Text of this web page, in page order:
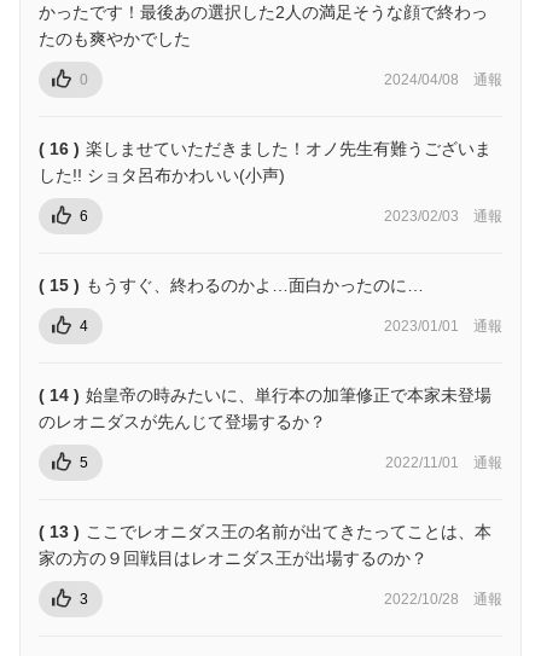
かったです！最後あの選択した2人の満足そうな顔で終わっ
たのも爽やかでした
0 2024/04/08 通報
( 16 ) 楽しませていただきました！オノ先生有難うございま
した!! ショタ呂布かわいい(小声)
6 2023/02/03 通報
( 15 ) もうすぐ、終わるのかよ…面白かったのに…
4 2023/01/01 通報
( 14 ) 始皇帝の時みたいに、単行本の加筆修正で本家未登場
のレオニダスが先んじて登場するか？
5 2022/11/01 通報
( 13 ) ここでレオニダス王の名前が出てきたってことは、本
家の方の９回戦目はレオニダス王が出場するのか？
3 2022/10/28 通報